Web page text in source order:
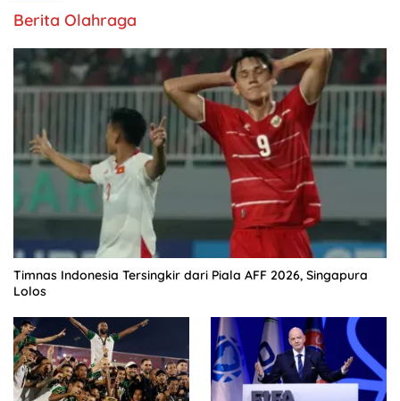
Berita Olahraga
Timnas Indonesia Tersingkir dari Piala AFF 2026, Singapura
Lolos